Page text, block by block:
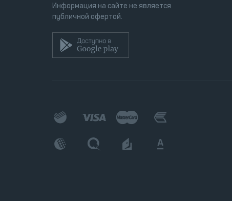
Информация на сайте не является
публичной офертой.